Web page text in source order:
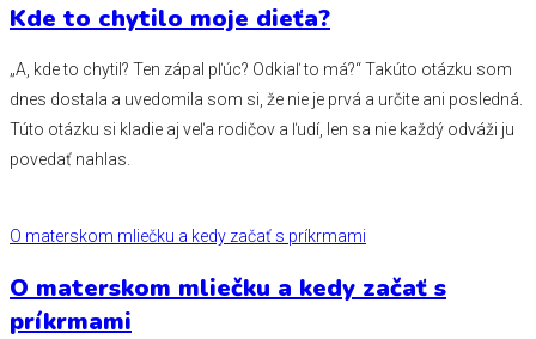
Kde to chytilo moje dieťa?
„A, kde to chytil? Ten zápal pľúc? Odkiaľ to má?‘‘ Takúto otázku som
dnes dostala a uvedomila som si, že nie je prvá a určite ani posledná.
Túto otázku si kladie aj veľa rodičov a ľudí, len sa nie každý odváži ju
povedať nahlas.
O materskom mliečku a kedy začať s príkrmami
O materskom mliečku a kedy začať s
príkrmami